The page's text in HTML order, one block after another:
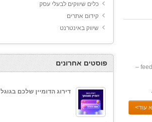
על ערכו של feedback –
עוד>
כלים שיווקים לבעלי עסק
קידום אתרים
שיווק באינטרנט
פוסטים אחרונים
דירוג הדומיין שלכם בגוגל